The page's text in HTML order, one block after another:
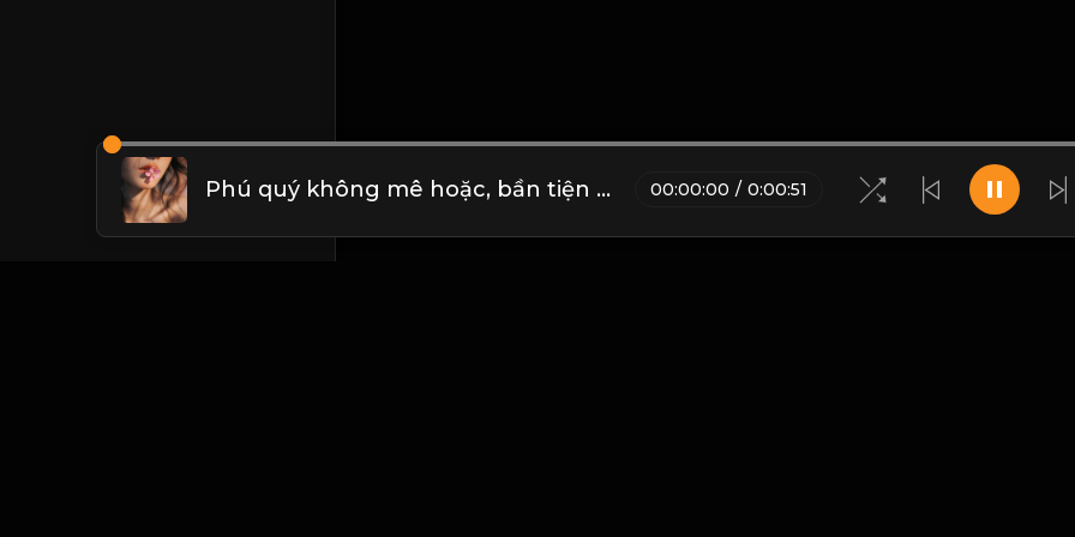
Phú quý không mê hoặc, bần tiện chẳng đổi thay! & Đạo 00:00:00 / 0:00:51